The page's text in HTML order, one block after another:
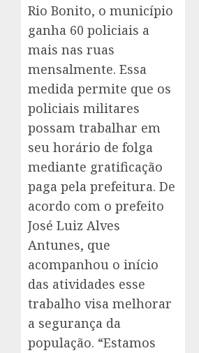
Rio Bonito, o município
ganha 60 policiais a
mais nas ruas
mensalmente. Essa
medida permite que os
policiais militares
possam trabalhar em
seu horário de folga
mediante gratificação
paga pela prefeitura. De
acordo com o prefeito
José Luiz Alves
Antunes, que
acompanhou o início
das atividades esse
trabalho visa melhorar
a segurança da
população. “Estamos